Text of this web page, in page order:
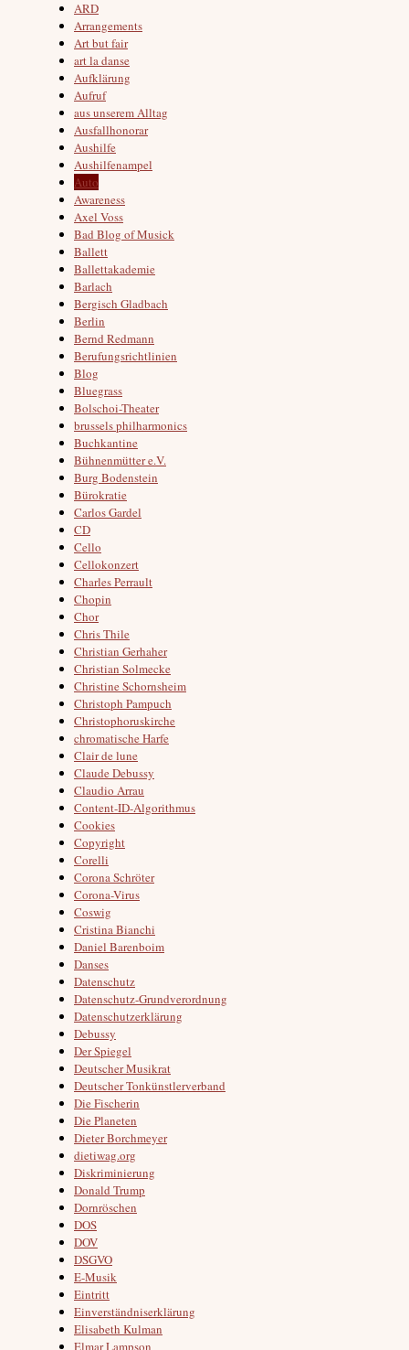
ARD
Arrangements
Art but fair
art la danse
Aufklärung
Aufruf
aus unserem Alltag
Ausfallhonorar
Aushilfe
Aushilfenampel
Auto
Awareness
Axel Voss
Bad Blog of Musick
Ballett
Ballettakademie
Barlach
Bergisch Gladbach
Berlin
Bernd Redmann
Berufungsrichtlinien
Blog
Bluegrass
Bolschoi-Theater
brussels philharmonics
Buchkantine
Bühnenmütter e.V.
Burg Bodenstein
Bürokratie
Carlos Gardel
CD
Cello
Cellokonzert
Charles Perrault
Chopin
Chor
Chris Thile
Christian Gerhaher
Christian Solmecke
Christine Schornsheim
Christoph Pampuch
Christophoruskirche
chromatische Harfe
Clair de lune
Claude Debussy
Claudio Arrau
Content-ID-Algorithmus
Cookies
Copyright
Corelli
Corona Schröter
Corona-Virus
Coswig
Cristina Bianchi
Daniel Barenboim
Danses
Datenschutz
Datenschutz-Grundverordnung
Datenschutzerklärung
Debussy
Der Spiegel
Deutscher Musikrat
Deutscher Tonkünstlerverband
Die Fischerin
Die Planeten
Dieter Borchmeyer
dietiwag.org
Diskriminierung
Donald Trump
Dornröschen
DOS
DOV
DSGVO
E-Musik
Eintritt
Einverständniserklärung
Elisabeth Kulman
Elmar Lampson